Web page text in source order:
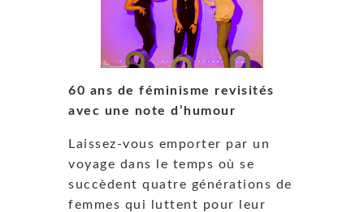
60 ans de féminisme revisités
avec une note d’humour
Laissez-vous emporter par un
voyage dans le temps où se
succèdent quatre générations de
femmes qui luttent pour leur